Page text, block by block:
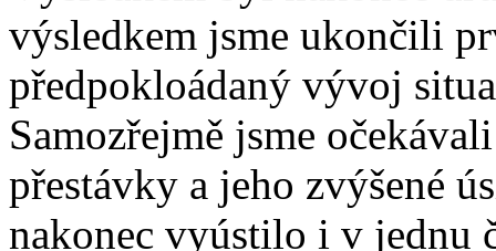
výsledkem jsme ukončili
předpokloádaný vývoj
Samozřejmě jsme
přestávky a jeho zvýšené
nakonec vyústilo i v jednu